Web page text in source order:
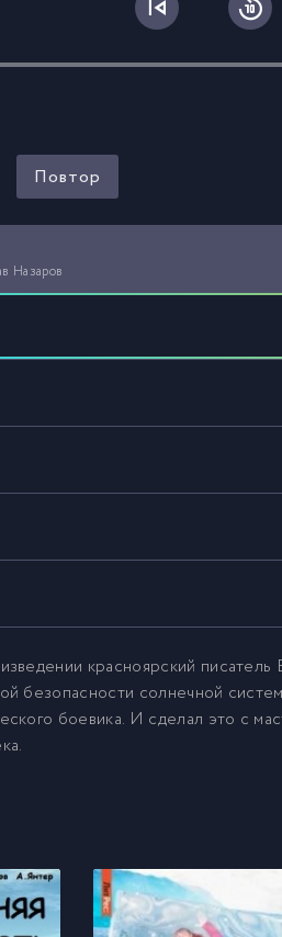
Повтор
Назаров
красноярский
безопасности солнечной
боевика. И сделал это с